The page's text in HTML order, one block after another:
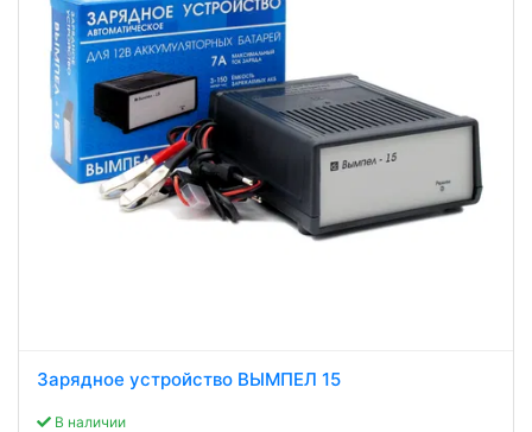
Зарядное устройство ВЫМПЕЛ 15
В наличии